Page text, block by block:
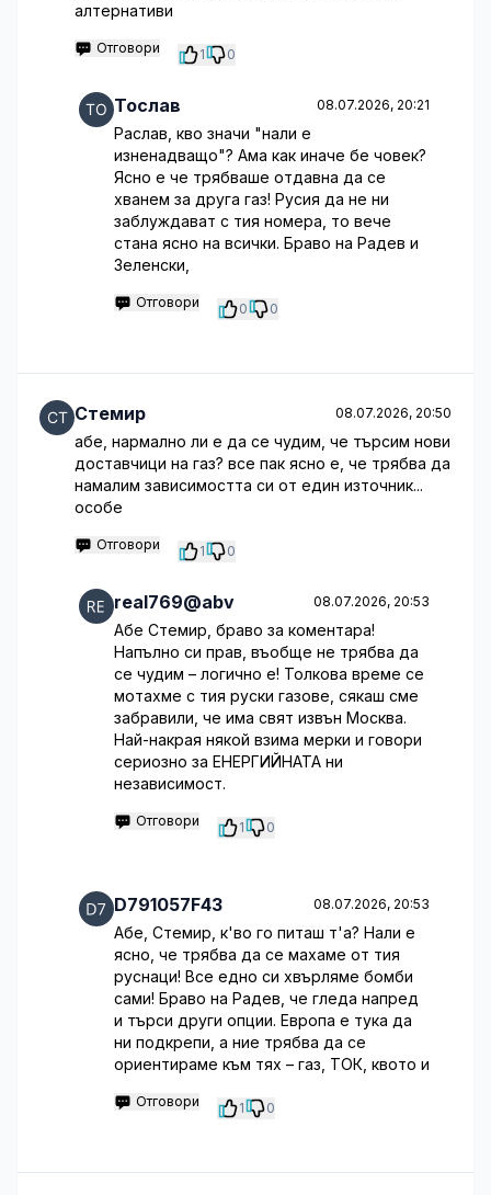
алтернативи
Отговори 1 0
Тослав 08.07.2026, 20:21
Раслав, кво значи "нали е
изненадващо"? Ама как иначе бе човек?
Ясно е че трябваше отдавна да се
хванем за друга газ! Русия да не ни
заблуждават с тия номера, то вече
стана ясно на всички. Браво на Радев и
Зеленски,
Отговори 0 0
Стемир 08.07.2026, 20:50
абе, нармално ли е да се чудим, че търсим нови
доставчици на газ? все пак ясно е, че трябва да
намалим зависимостта си от един източник...
особе
Отговори 1 0
real769@abv 08.07.2026, 20:53
Абе Стемир, браво за коментара!
Напълно си прав, въобще не трябва да
се чудим – логично е! Толкова време се
мотахме с тия руски газове, сякаш сме
забравили, че има свят извън Москва.
Най-накрая някой взима мерки и говори
сериозно за ЕНЕРГИЙНАТА ни
независимост.
Отговори 1 0
D791057F43 08.07.2026, 20:53
Абе, Стемир, к'во го питаш т'а? Нали е
ясно, че трябва да се махаме от тия
руснаци! Все едно си хвърляме бомби
сами! Браво на Радев, че гледа напред
и търси други опции. Европа е тука да
ни подкрепи, а ние трябва да се
ориентираме към тях – газ, ТОК, квото и
Отговори 1 0